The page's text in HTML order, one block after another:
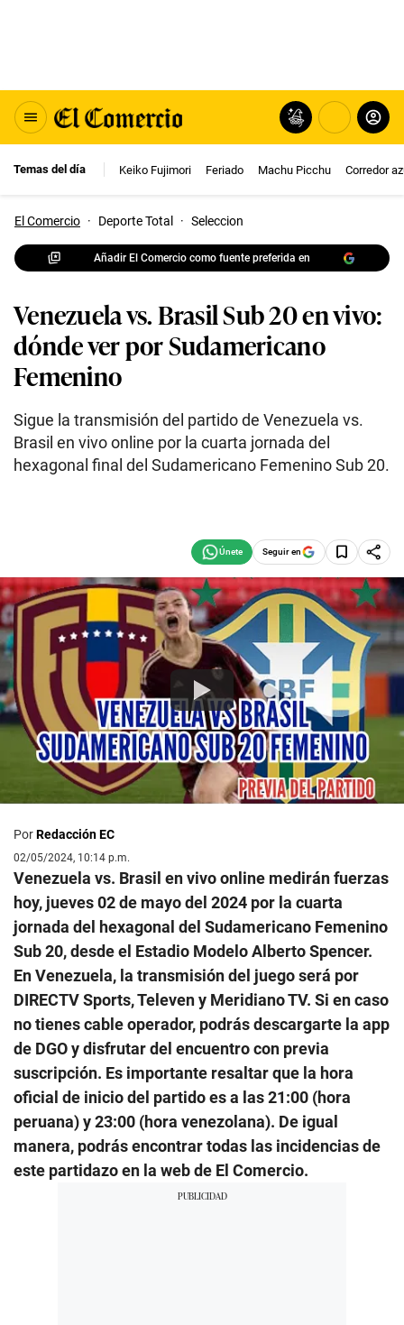
Temas del día Keiko Fujimori Feriado Machu Picchu Corredor
El Comercio · Deporte Total · Seleccion
Añadir El Comercio como fuente preferida en
Venezuela vs. Brasil Sub 20 en vivo:
dónde ver por Sudamericano
Femenino
Sigue la transmisión del partido de Venezuela vs.
Brasil en vivo online por la cuarta jornada del
hexagonal final del Sudamericano Femenino Sub 20.
Seguir en
PorRedacción EC
02/05/2024, 10:14 p.m.
Venezuela vs. Brasil en vivo online medirán fuerzas
hoy, jueves 02 de mayo del 2024 por la cuarta
jornada del hexagonal del Sudamericano Femenino
Sub 20, desde el Estadio Modelo Alberto Spencer.
En Venezuela, la transmisión del juego será por
DIRECTV Sports, Televen y Meridiano TV. Si en caso
no tienes cable operador, podrás descargarte la app
de DGO y disfrutar del encuentro con previa
suscripción. Es importante resaltar que la hora
oficial de inicio del partido es a las 21:00 (hora
peruana) y 23:00 (hora venezolana). De igual
manera, podrás encontrar todas las incidencias de
este partidazo en la web de El Comercio.